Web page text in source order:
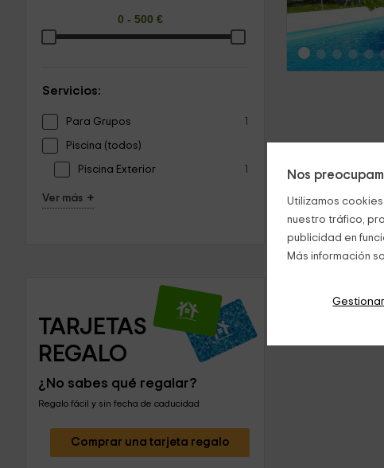
Nos
Utilizamos
nuestro tráfico,
publicidad en
Más información
Servicios:
Para Grupos 1
Piscina (todos)
Piscina Exterior 1
Ver más +
TARJETAS
REGALO
¿No sabes qué regalar?
Regalo fácil y sin fecha de caducidad
Comprar una tarjeta regalo